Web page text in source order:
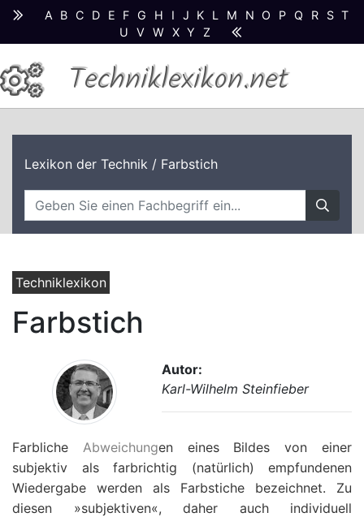
A B C D E F G H I J K L M N O P Q R S T
U
V W X Y Z
Techniklexikon.net
Lexikon der Technik / Farbstich
Techniklexikon
Farbstich
Autor:
Karl-Wilhelm Steinfieber
Farbliche Abweichungen eines Bildes von einer
subjektiv als farbrichtig (natürlich) empfundenen
Wiedergabe werden als Farbstiche bezeichnet. Zu
diesen »subjektiven«, daher auch individuell